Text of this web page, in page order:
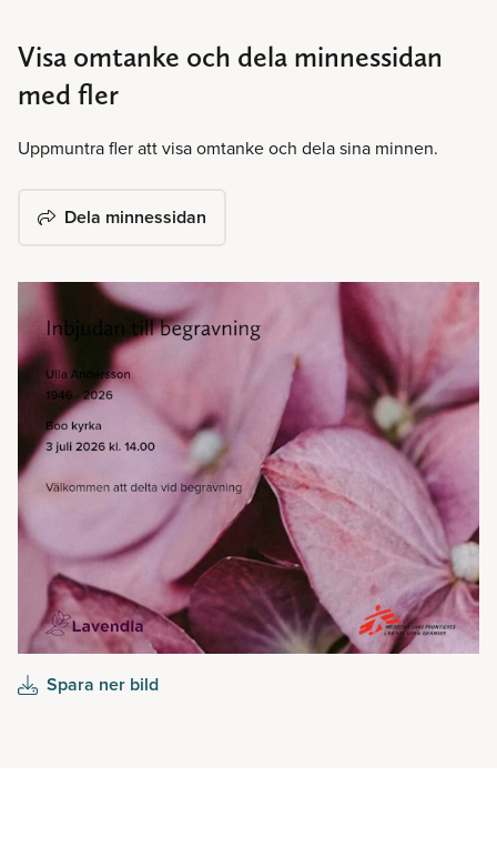
Visa omtanke och dela minnessidan
med fler
Uppmuntra fler att visa omtanke och dela sina minnen.
Dela minnessidan
Spara ner bild